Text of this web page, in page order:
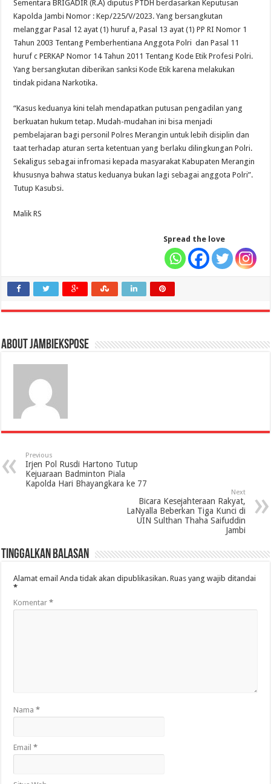
Sementara BRIGADIR (R.A) diputus PTDH berdasarkan Keputusan
Kapolda Jambi Nomor : Kep/225/V/2023. Yang bersangkutan
melanggar Pasal 12 ayat (1) huruf a, Pasal 13 ayat (1) PP RI Nomor 1
Tahun 2003 Tentang Pemberhentiana Anggota Polri dan Pasal 11
huruf c PERKAP Nomor 14 Tahun 2011 Tentang Kode Etik Profesi Polri.
Yang bersangkutan diberikan sanksi Kode Etik karena melakukan
tindak pidana Narkotika.
“Kasus keduanya kini telah mendapatkan putusan pengadilan yang
berkuatan hukum tetap. Mudah-mudahan ini bisa menjadi
pembelajaran bagi personil Polres Merangin untuk lebih disiplin dan
taat terhadap aturan serta ketentuan yang berlaku dilingkungan Polri.
Sekaligus sebagai infromasi kepada masyarakat Kabupaten Merangin
khususnya bahwa status keduanya bukan lagi sebagai anggota Polri”.
Tutup Kasubsi.
Malik RS
Spread the love
About jambiekspose
Previous
Irjen Pol Rusdi Hartono Tutup
Kejuaraan Badminton Piala
Kapolda Hari Bhayangkara ke 77
Next
Bicara Kesejahteraan Rakyat,
LaNyalla Beberkan Tiga Kunci di
UIN Sulthan Thaha Saifuddin
Jambi
Tinggalkan Balasan
Alamat email Anda tidak akan dipublikasikan. Ruas yang wajib ditandai
*
Komentar*
Nama*
Email*